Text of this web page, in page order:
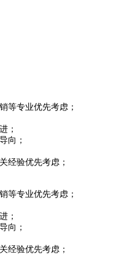
等专业优先考虑；
；
向；
经验优先考虑；
等专业优先考虑；
；
向；
经验优先考虑；